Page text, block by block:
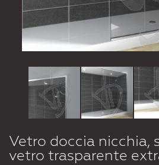
Vetro doccia nicchia,
vetro trasparente